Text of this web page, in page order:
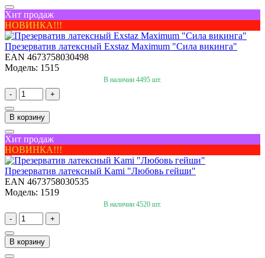
Хит продаж
НОВИНКА!!!
Презерватив латексный Exstaz Maximum "Сила викинга"
EAN 4673758030498
Модель: 1515
В наличии 4495 шт.
- +
В корзину
Хит продаж
НОВИНКА!!!
Презерватив латексный Kami "Любовь гейши"
EAN 4673758030535
Модель: 1519
В наличии 4520 шт.
- +
В корзину